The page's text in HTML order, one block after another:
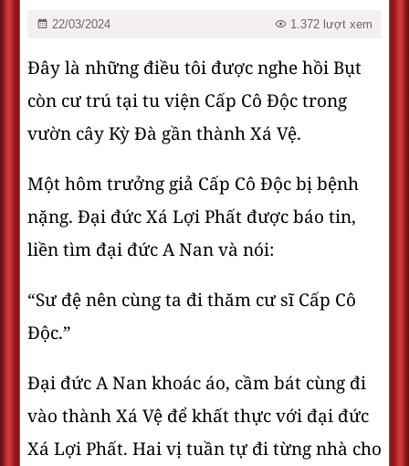
22/03/2024 1.372 lượt xem
Đây là những điều tôi được nghe hồi Bụt
còn cư trú tại tu viện Cấp Cô Độc trong
vườn cây Kỳ Đà gần thành Xá Vệ.
Một hôm trưởng giả Cấp Cô Độc bị bệnh
nặng. Đại đức Xá Lợi Phất được báo tin,
liền tìm đại đức A Nan và nói:
“Sư đệ nên cùng ta đi thăm cư sĩ Cấp Cô
Độc.”
Đại đức A Nan khoác áo, cầm bát cùng đi
vào thành Xá Vệ để khất thực với đại đức
Xá Lợi Phất. Hai vị tuần tự đi từng nhà cho